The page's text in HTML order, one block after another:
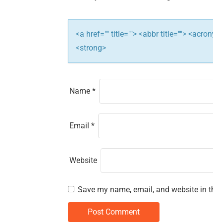
i
o
n
<a href="" title=""> <abbr title="">
<strong>
Name *
Email *
Website
Save my name, email, and website in